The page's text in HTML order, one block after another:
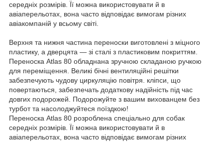
середніх розмірів. Її можна використовувати й в
авіаперельотах, вона часто відповідає вимогам різних
авіакомпаній у всьому світі.
Верхня та нижня частина переноски виготовлені з міцного
пластику, а дверцята — зі сталі з пластиковим покриттям.
Переноска Atlas 80 обладнана зручною складаною ручкою
для переміщення. Великі бічні вентиляційні решітки
забезпечують чудову циркуляцію повітря. кліпси, що
повертаються, забезпечать додаткову надійність під час
довгих подорожей. Подорожуйте з вашим вихованцем без
турбот та насолоджуйтеся поїздкою!
Переноска Atlas 80 розроблена спеціально для собак
середніх розмірів. Її можна використовувати й в
авіаперельотах, вона часто відповідає вимогам різних